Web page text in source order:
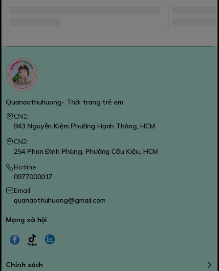
Quanaothuhuong- Thời trang trẻ em
CN1:
943 Nguyễn Kiệm Phường Hạnh Thông, HCM
CN2:
254 Phan Đình Phùng, Phường Cầu Kiệu, HCM
Hotline
0977000017
Email
quanaothuhuong@gmail.com
Mạng xã hội
Chính sách